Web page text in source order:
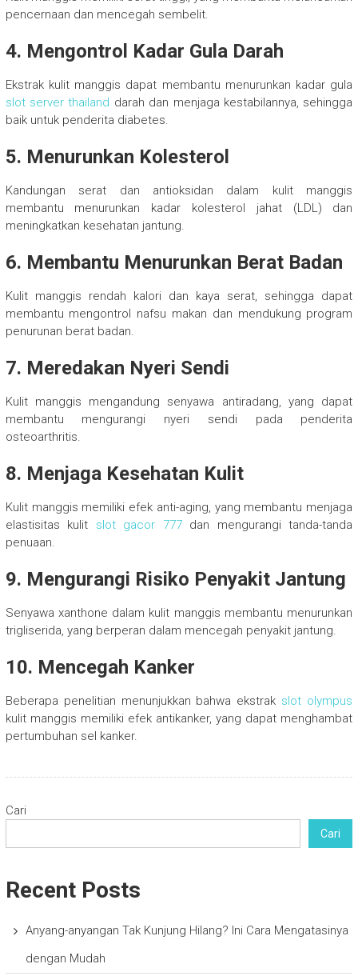
pencernaan dan mencegah sembelit.
4. Mengontrol Kadar Gula Darah
Ekstrak kulit manggis dapat membantu menurunkan kadar gula
slot server thailand darah dan menjaga kestabilannya, sehingga
baik untuk penderita diabetes.
5. Menurunkan Kolesterol
Kandungan serat dan antioksidan dalam kulit manggis
membantu menurunkan kadar kolesterol jahat (LDL) dan
meningkatkan kesehatan jantung.
6. Membantu Menurunkan Berat Badan
Kulit manggis rendah kalori dan kaya serat, sehingga dapat
membantu mengontrol nafsu makan dan mendukung program
penurunan berat badan.
7. Meredakan Nyeri Sendi
Kulit manggis mengandung senyawa antiradang, yang dapat
membantu mengurangi nyeri sendi pada penderita
osteoarthritis.
8. Menjaga Kesehatan Kulit
Kulit manggis memiliki efek anti-aging, yang membantu menjaga
elastisitas kulit slot gacor 777dan mengurangi tanda-tanda
penuaan.
9. Mengurangi Risiko Penyakit Jantung
Senyawa xanthone dalam kulit manggis membantu menurunkan
trigliserida, yang berperan dalam mencegah penyakit jantung.
10. Mencegah Kanker
Beberapa penelitian menunjukkan bahwa ekstrak slot olympus
kulit manggis memiliki efek antikanker, yang dapat menghambat
pertumbuhan sel kanker.
Cari
Cari
Recent Posts
Anyang-anyangan Tak Kunjung Hilang? Ini Cara Mengatasinya
dengan Mudah